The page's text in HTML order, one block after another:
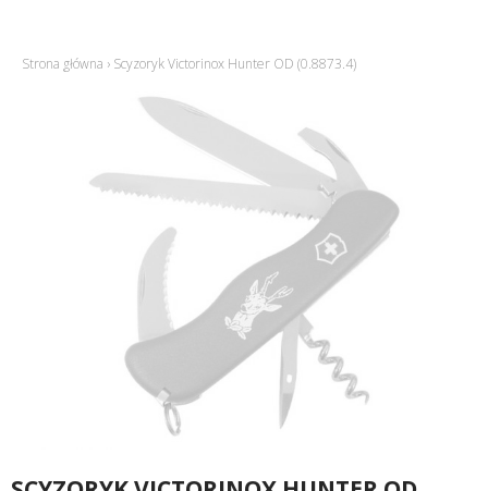
Strona główna › Scyzoryk Victorinox Hunter OD (0.8873.4)